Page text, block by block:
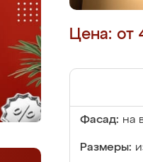
Цена: от
Фасад: на
Размеры: